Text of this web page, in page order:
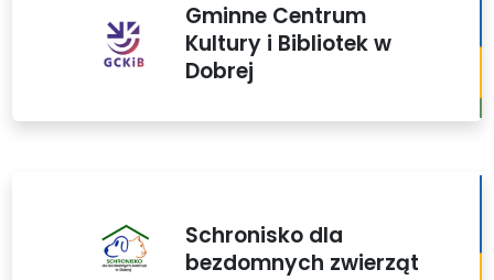
Gminne Centrum
Kultury i Bibliotek w
Dobrej
Schronisko dla
bezdomnych zwierząt